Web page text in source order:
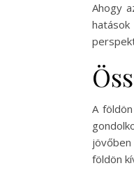
Ahogy
A
földön